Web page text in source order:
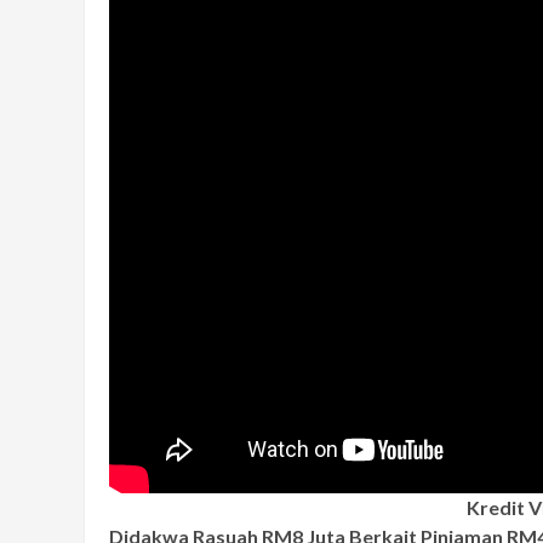
Kredit
Didakwa Rasuah RM8 Juta Berkait Pinjaman